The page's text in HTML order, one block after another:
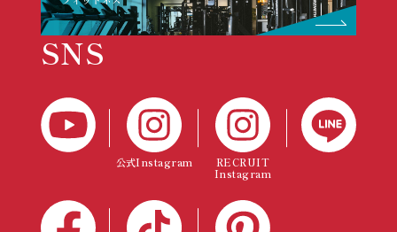
SNS
公式Instagram
RECRUIT
Instagram